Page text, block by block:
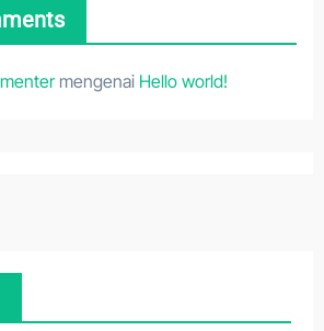
mengenai Hello world!